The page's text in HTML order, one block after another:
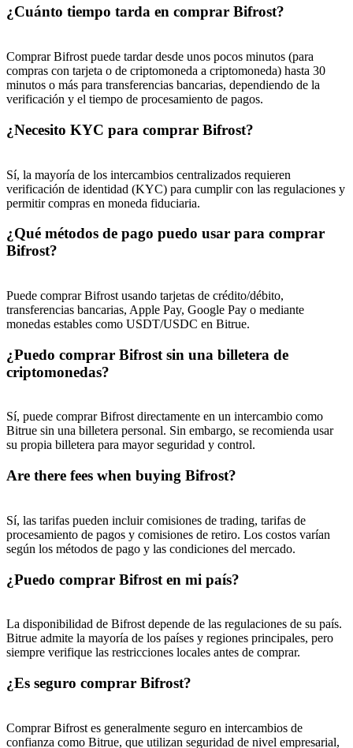
Share 500000 CASHCAT prize pool
Exclusive for BitMart Users
Trade Gold & Silver · 33,333 USDT Bonus
USDT New User Exclusive 10% APR
New Listing Futures Fest
Trade New Futures, Win 200,000 USDT
77,777+3k Rewards
Más eventos
Gana premios y recompensas exclusivas
¿Cuánto tiempo tarda en comprar Bifrost?
Comprar Bifrost puede tardar desde unos pocos minutos (para
compras con tarjeta o de criptomoneda a criptomoneda) hasta 30
minutos o más para transferencias bancarias, dependiendo de la
verificación y el tiempo de procesamiento de pagos.
¿Necesito KYC para comprar Bifrost?
Sí, la mayoría de los intercambios centralizados requieren
verificación de identidad (KYC) para cumplir con las regulaciones y
permitir compras en moneda fiduciaria.
¿Qué métodos de pago puedo usar para comprar
Bifrost?
Puede comprar Bifrost usando tarjetas de crédito/débito,
transferencias bancarias, Apple Pay, Google Pay o mediante
monedas estables como USDT/USDC en Bitrue.
¿Puedo comprar Bifrost sin una billetera de
criptomonedas?
Sí, puede comprar Bifrost directamente en un intercambio como
Bitrue sin una billetera personal. Sin embargo, se recomienda usar
su propia billetera para mayor seguridad y control.
Are there fees when buying Bifrost?
Sí, las tarifas pueden incluir comisiones de trading, tarifas de
procesamiento de pagos y comisiones de retiro. Los costos varían
según los métodos de pago y las condiciones del mercado.
¿Puedo comprar Bifrost en mi país?
La disponibilidad de Bifrost depende de las regulaciones de su país.
Bitrue admite la mayoría de los países y regiones principales, pero
siempre verifique las restricciones locales antes de comprar.
¿Es seguro comprar Bifrost?
Comprar Bifrost es generalmente seguro en intercambios de
confianza como Bitrue, que utilizan seguridad de nivel empresarial,